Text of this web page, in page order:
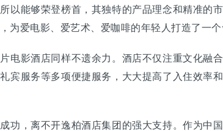
能够荣登榜首，其独特的产品理念和精准的市
为爱电影、爱艺术、爱咖啡的年轻人打造了一
影酒店同样不遗余力。酒店不仅注重文化融合
宾服务等多项便捷服务，大大提高了入住效
，离不开逸柏酒店集团的强大支持。作为中国